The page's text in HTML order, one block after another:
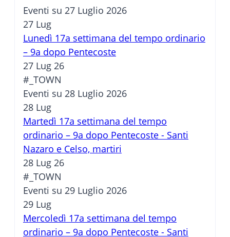
Eventi su 27 Luglio 2026
27 Lug
Lunedì 17a settimana del tempo ordinario
– 9a dopo Pentecoste
27 Lug 26
#_TOWN
Eventi su 28 Luglio 2026
28 Lug
Martedì 17a settimana del tempo
ordinario – 9a dopo Pentecoste - Santi
Nazaro e Celso, martiri
28 Lug 26
#_TOWN
Eventi su 29 Luglio 2026
29 Lug
Mercoledì 17a settimana del tempo
ordinario – 9a dopo Pentecoste - Santi